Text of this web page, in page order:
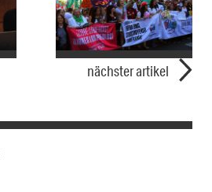
nächster artikel